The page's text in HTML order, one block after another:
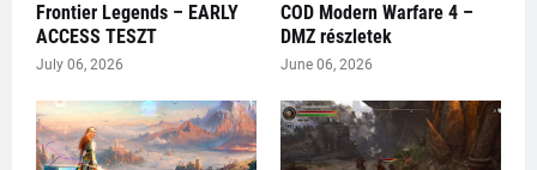
Frontier Legends – EARLY
ACCESS TESZT
July 06, 2026
COD Modern Warfare 4 –
DMZ részletek
June 06, 2026